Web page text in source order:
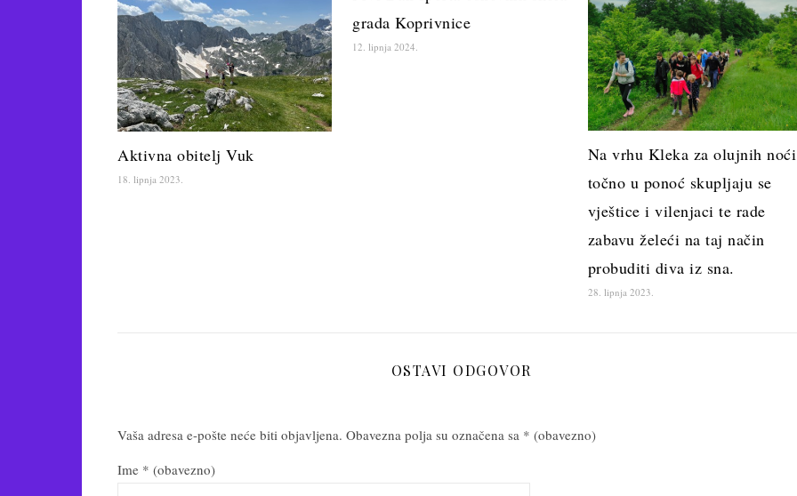
Aktivna obitelj Vuk
18. lipnja 2023.
grada Koprivnice
12. lipnja 2024.
Na vrhu Kleka za olujnih noći
točno u ponoć skupljaju se
vještice i vilenjaci te rade
zabavu želeći na taj način
probuditi diva iz sna.
28. lipnja 2023.
OSTAVI ODGOVOR
Vaša adresa e-pošte neće biti objavljena. Obavezna polja su označena sa * (obavezno)
Ime * (obavezno)